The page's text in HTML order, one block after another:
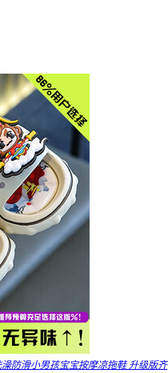
防滑小男孩宝宝按摩凉拖鞋 升级版齐